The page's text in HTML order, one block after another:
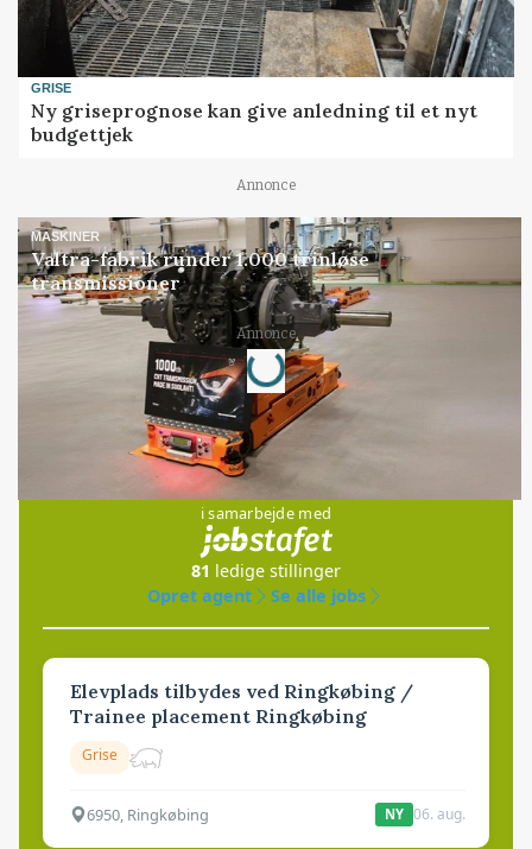
GRISE
Ny griseprognose kan give anledning til et nyt
budgettjek
Annonce
MASKINER
Valtra-fabrik runder 1.000 trinløse
transmissioner
Annonce
Loading...
Jobs
i samarbejde med
81 ledige stillinger
Opret agent
Se alle jobs
Elevplads tilbydes ved Ringkøbing /
Trainee placement Ringkøbing
Grise
6950, Ringkøbing NY 06. aug.